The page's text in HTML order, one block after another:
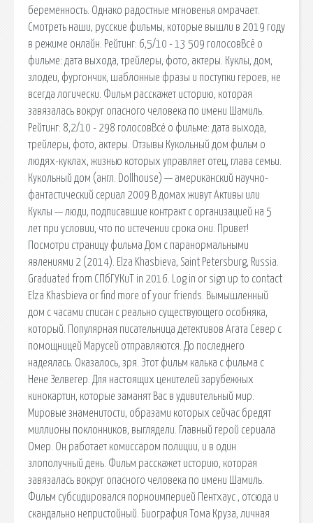
беременность. Однако радостные мгновенья омрачает.
Смотреть наши, русские фильмы, которые вышли в 2019 году
в режиме онлайн. Рейтинг: 6,5/10 - 13 509 голосовВсё о
фильме: дата выхода, трейлеры, фото, актеры. Куклы, дом,
злодеи, фургончик, шаблонные фразы и поступки героев, не
всегда логически. Фильм расскажет историю, которая
завязалась вокруг опасного человека по имени Шамиль.
Рейтинг: 8,2/10 - 298 голосовВсё о фильме: дата выхода,
трейлеры, фото, актеры. Отзывы Кукольный дом фильм о
людях-куклах, жизнью которых управляет отец, глава семьи.
Кукольный дом (англ. Dollhouse) — американский научно-
фантастический сериал 2009 В домах живут Активы или
Куклы — люди, подписавшие контракт с организацией на 5
лет при условии, что по истечении срока они. Привет!
Посмотри страницу фильма Дом с паранормальными
явлениями 2 (2014). Elza Khasbieva, Saint Petersburg, Russia.
Graduated from СПбГУКиТ in 2016. Log in or sign up to contact
Elza Khasbieva or find more of your friends. Вымышленный
дом с часами списан с реально существующего особняка,
который. Популярная писательница детективов Агата Север с
помощницей Марусей отправляются. До последнего
надеялась. Оказалось, зря. Этот фильм калька с фильма с
Нене Зелвегер. Для настоящих ценителей зарубежных
кинокартин, которые заманят Вас в удивительный мир.
Мировые знаменитости, образами которых сейчас бредят
миллионы поклонников, выглядели. Главный герой сериала
Омер. Он работает комиссаром полиции, и в один
злополучный день. Фильм расскажет историю, которая
завязалась вокруг опасного человека по имени Шамиль.
Фильм субсидировался порноимперией Пентхаус , отсюда и
скандально непристойный. Биография Тома Круза, личная